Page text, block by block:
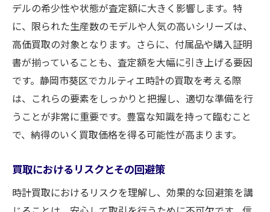
デルの希少性や状態が査定額に大きく影響します。特
に、限られた生産数のモデルや人気の高いシリーズは、
高価買取の対象となります。さらに、付属品や購入証明
書が揃っていることも、査定額を大幅に引き上げる要因
です。静岡市葵区でカルティエ時計の買取を考える際
は、これらの要素をしっかりと把握し、適切な準備を行
うことが非常に重要です。豊富な知識を持って臨むこと
で、納得のいく買取価格を得る可能性が高まります。
買取におけるリスクとその回避策
時計買取におけるリスクを理解し、効果的な回避策を講